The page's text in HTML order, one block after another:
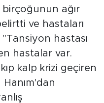
birçoğunun ağır
ve hastaları
hastası
hastalar var.
kalp krizi geçiren
Hanım'dan